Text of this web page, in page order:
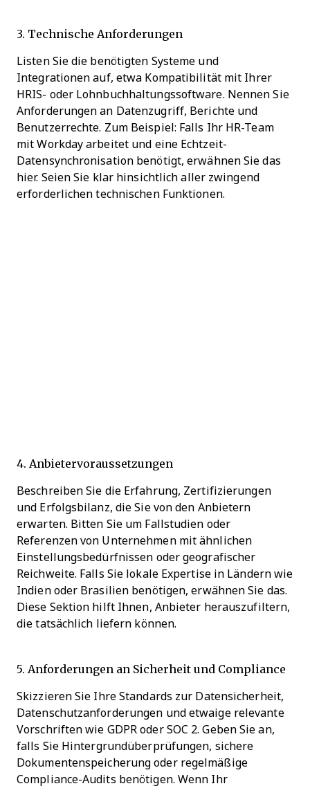
3. Technische Anforderungen
Listen Sie die benötigten Systeme und
Integrationen auf, etwa Kompatibilität mit Ihrer
HRIS- oder Lohnbuchhaltungssoftware. Nennen Sie
Anforderungen an Datenzugriff, Berichte und
Benutzerrechte. Zum Beispiel: Falls Ihr HR-Team
mit Workday arbeitet und eine Echtzeit-
Datensynchronisation benötigt, erwähnen Sie das
hier. Seien Sie klar hinsichtlich aller zwingend
erforderlichen technischen Funktionen.
4. Anbietervoraussetzungen
Beschreiben Sie die Erfahrung, Zertifizierungen
und Erfolgsbilanz, die Sie von den Anbietern
erwarten. Bitten Sie um Fallstudien oder
Referenzen von Unternehmen mit ähnlichen
Einstellungsbedürfnissen oder geografischer
Reichweite. Falls Sie lokale Expertise in Ländern wie
Indien oder Brasilien benötigen, erwähnen Sie das.
Diese Sektion hilft Ihnen, Anbieter herauszufiltern,
die tatsächlich liefern können.
5. Anforderungen an Sicherheit und Compliance
Skizzieren Sie Ihre Standards zur Datensicherheit,
Datenschutzanforderungen und etwaige relevante
Vorschriften wie GDPR oder SOC 2. Geben Sie an,
falls Sie Hintergrundüberprüfungen, sichere
Dokumentenspeicherung oder regelmäßige
Compliance-Audits benötigen. Wenn Ihr